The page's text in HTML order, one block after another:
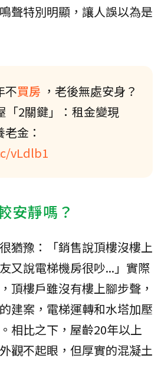
聲特別明顯，讓人誤以為是
不買房 ，老後無處安身？
「2關鍵」：租金變現
金：
vLdlb1
安靜嗎？
猶豫：「銷售說頂樓沒樓上
又說電梯機房很吵...」實際
頂樓戶雖沒有樓上腳步聲，
建案，電梯運轉和水塔加壓
相比之下，屋齡20年以上
觀不起眼，但厚實的混凝土